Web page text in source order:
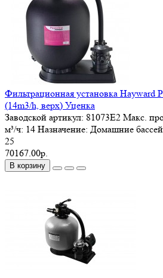
Фильтрационная установка Hayward
(14m3/h, верх) Уценка
Заводской артикул: 81073E2 Макс.
м³/ч: 14 Назначение: Домашние
25
70167.00р.
В корзину